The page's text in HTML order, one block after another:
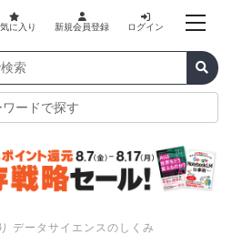
に入り 新規会員登録 ログイン
ワードで探す
データサイエンスのしくみ